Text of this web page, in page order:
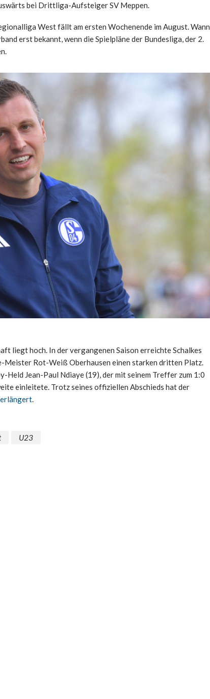
bei Drittliga-Aufsteiger SV Meppen.
West fällt am ersten Wochenende im August. Wann
erst bekannt, wenn die Spielpläne der Bundesliga, der 2.
liegt hoch. In der vergangenen Saison erreichte Schalkes
Rot-Weiß Oberhausen einen starken dritten Platz.
Held Jean-Paul Ndiaye (19), der mit seinem Treffer zum 1:0
einleitete. Trotz seines offiziellen Abschieds hat der
.
U23